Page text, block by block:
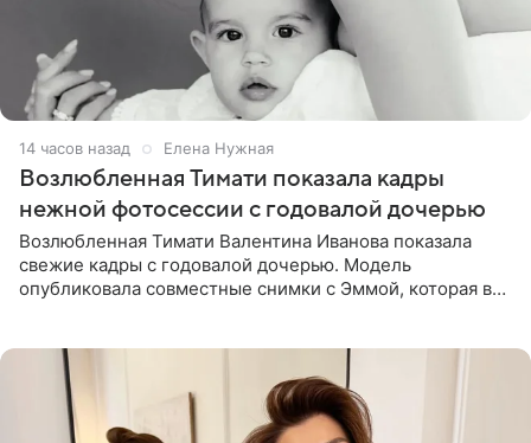
14 часов назад Елена Нужная
Возлюбленная Тимати показала кадры
нежной фотосессии с годовалой дочерью
Возлюбленная Тимати Валентина Иванова показала
свежие кадры с годовалой дочерью. Модель
опубликовала совместные снимки с Эммой, которая в